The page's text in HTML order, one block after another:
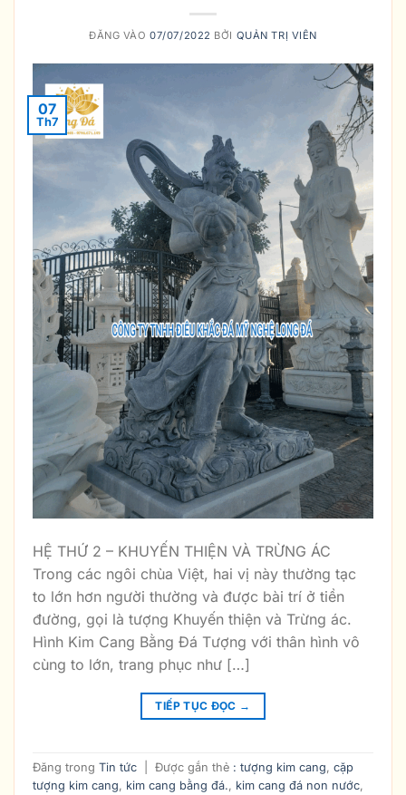
ĐĂNG VÀO07/07/2022 BỞI QUẢN TRỊ VIÊN
07
Th7
HỆ THỨ 2 – KHUYẾN THIỆN VÀ TRỪNG ÁC
Trong các ngôi chùa Việt, hai vị này thường tạc
to lớn hơn người thường và được bài trí ở tiền
đường, gọi là tượng Khuyến thiện và Trừng ác.
Hình Kim Cang Bằng Đá Tượng với thân hình vô
cùng to lớn, trang phục như […]
TIẾP TỤC ĐỌC →
Đăng trong Tin tức Được gắn thẻ : tượng kim cang, cặp
tượng kim cang, kim cang bằng đá., kim cang đá non nước,